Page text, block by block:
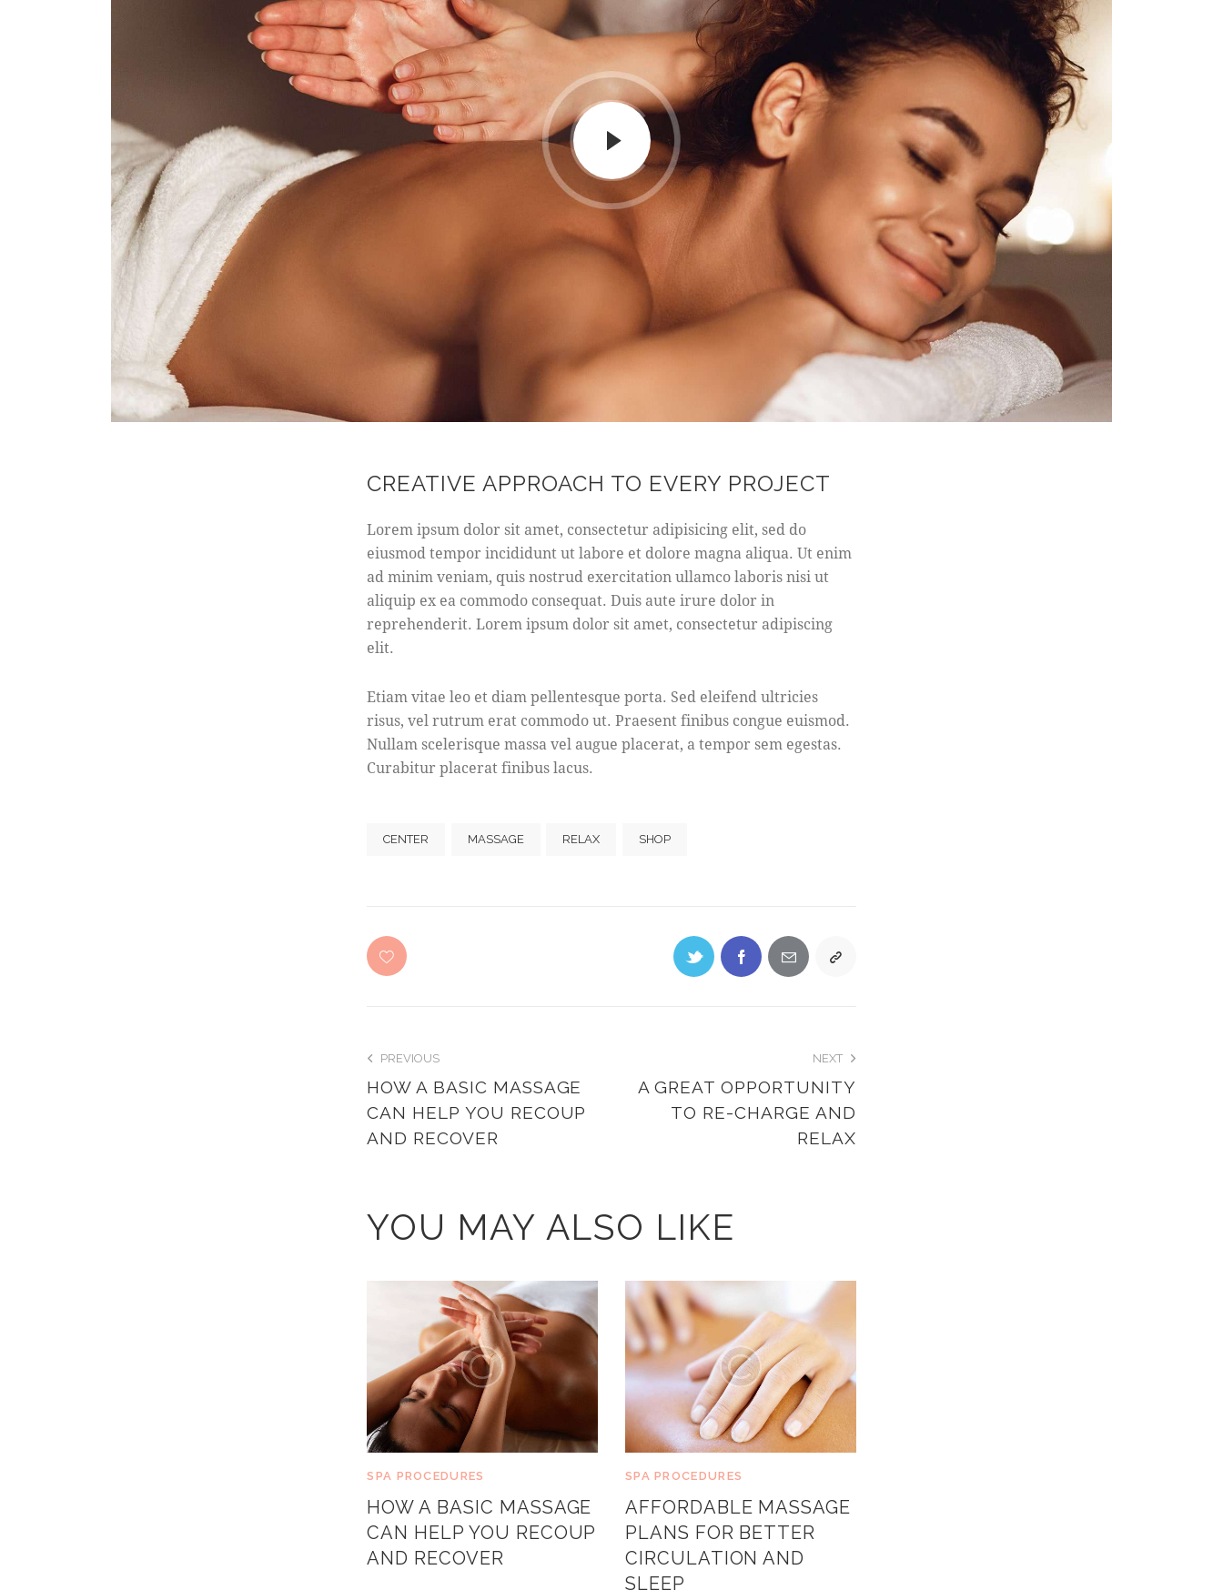
CREATIVE APPROACH TO EVERY PROJECT
Lorem ipsum dolor sit amet, consectetur adipisicing elit, sed do
eiusmod tempor incididunt ut labore et dolore magna aliqua. Ut enim
ad minim veniam, quis nostrud exercitation ullamco laboris nisi ut
aliquip ex ea commodo consequat. Duis aute irure dolor in
reprehenderit. Lorem ipsum dolor sit amet, consectetur adipiscing
elit.
Etiam vitae leo et diam pellentesque porta. Sed eleifend ultricies
risus, vel rutrum erat commodo ut. Praesent finibus congue euismod.
Nullam scelerisque massa vel augue placerat, a tempor sem egestas.
Curabitur placerat finibus lacus.
CENTER MASSAGE RELAX SHOP
PREVIOUS
HOW A BASIC MASSAGE
CAN HELP YOU RECOUP
AND RECOVER
NEXT
A GREAT OPPORTUNITY
TO RE-CHARGE AND
RELAX
YOU MAY ALSO LIKE
SPA PROCEDURES
HOW A BASIC MASSAGE
CAN HELP YOU RECOUP
AND RECOVER
SPA PROCEDURES
AFFORDABLE MASSAGE
PLANS FOR BETTER
CIRCULATION AND
SLEEP